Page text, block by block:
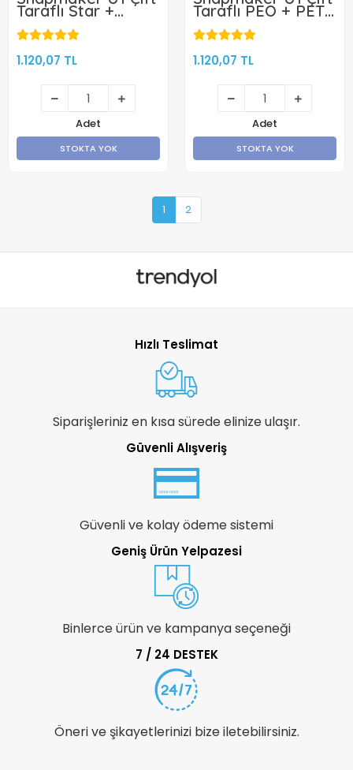
Taraflı Star +
Flake Tabla
270x270mm - Klon
1.120,07 TL
Adet
STOKTA YOK
Taraflı PEO + PET
Tabla 270x270mm
-Klon
1.120,07 TL
Adet
STOKTA YOK
1 2
Hızlı Teslimat
Siparişleriniz en kısa sürede elinize ulaşır.
Güvenli Alışveriş
Güvenli ve kolay ödeme sistemi
Geniş Ürün Yelpazesi
Binlerce ürün ve kampanya seçeneği
7 / 24 DESTEK
Öneri ve şikayetlerinizi bize iletebilirsiniz.